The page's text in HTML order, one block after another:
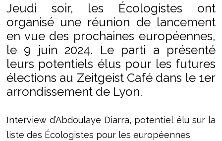
Jeudi soir, les Écologistes ont
organisé une réunion de lancement
en vue des prochaines européennes,
le 9 juin 2024. Le parti a présenté
leurs potentiels élus pour les futures
élections au Zeitgeist Café dans le 1er
arrondissement de Lyon.
Interview d’Abdoulaye Diarra, potentiel élu sur la
liste des Écologistes pour les européennes